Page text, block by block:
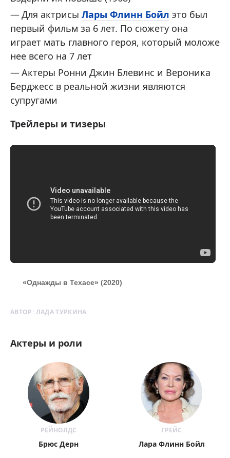
Для актрисы Лары Флинн Бойл это был
первый фильм за 6 лет. По сюжету она
играет мать главного героя, который моложе
нее всего на 7 лет
Актеры Ронни Джин Блевинс и Вероника
Берджесс в реальной жизни являются
супругами
Трейлеры и тизеры
«Однажды в Техасе» (2020)
АВТОР: ЛАДА ТУРКИНА
Актеры и роли
РЕЙНОЛДС
Брюс Дерн
ГРЕЙС
Лара Флинн Бойл